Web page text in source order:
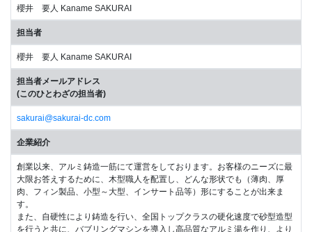
櫻井 要人 Kaname SAKURAI
担当者
櫻井 要人 Kaname SAKURAI
担当者メールアドレス
(このひとわざの担当者)
sakurai@sakurai-dc.com
企業紹介
創業以来、アルミ鋳造一筋にて運営をしております。お客様のニーズに最
大限お答えするために、木型職人を配置し、どんな形状でも（薄肉、厚
肉、フィン製品、小型～大型、インサート品等）形にすることが出来ま
す。
また、自硬性により鋳造を行い、全国トップクラスの硬化速度で砂型造型
を行うと共に、バブリングマシンを導入し高品質なアルミ湯を作り、より